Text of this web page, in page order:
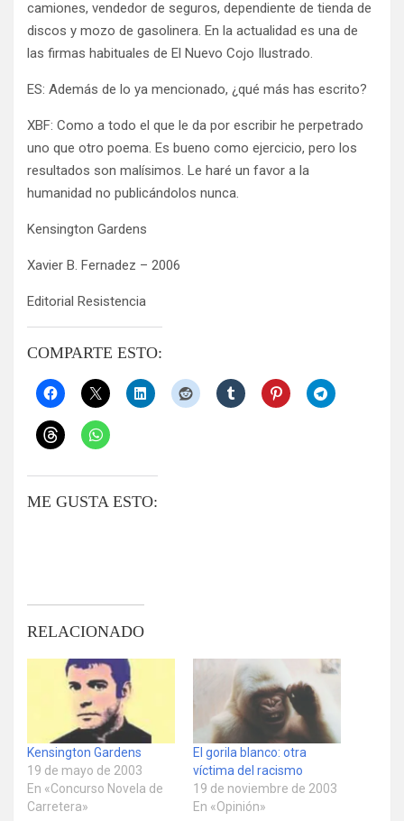
camiones, vendedor de seguros, dependiente de tienda de
discos y mozo de gasolinera. En la actualidad es una de
las firmas habituales de El Nuevo Cojo Ilustrado.
ES: Además de lo ya mencionado, ¿qué más has escrito?
XBF: Como a todo el que le da por escribir he perpetrado
uno que otro poema. Es bueno como ejercicio, pero los
resultados son malísimos. Le haré un favor a la
humanidad no publicándolos nunca.
Kensington Gardens
Xavier B. Fernadez – 2006
Editorial Resistencia
COMPARTE ESTO:
ME GUSTA ESTO:
RELACIONADO
Kensington Gardens
19 de mayo de 2003
En «Concurso Novela de
Carretera»
El gorila blanco: otra
víctima del racismo
19 de noviembre de 2003
En «Opinión»